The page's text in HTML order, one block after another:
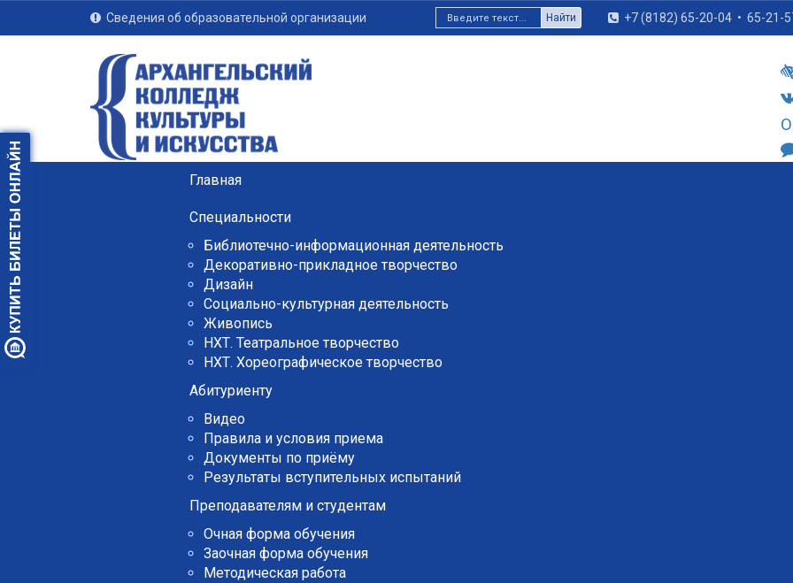
Сведения об образовательной организации Найти +7 (8182) 65-20-04 • 65-21-
Главная
Специальности
Библиотечно-информационная деятельность
Декоративно-прикладное творчество
Дизайн
Социально-культурная деятельность
Живопись
НХТ. Театральное творчество
НХТ. Хореографическое творчество
Абитуриенту
Видео
Правила и условия приема
Документы по приёму
Результаты вступительных испытаний
Преподавателям и студентам
Очная форма обучения
Заочная форма обучения
Методическая работа